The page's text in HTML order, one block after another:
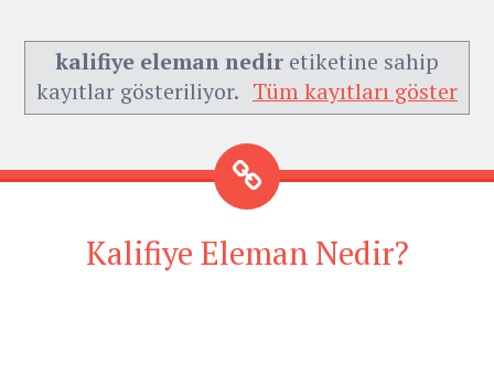
kalifiye eleman nedir etiketine sahip
kayıtlar gösteriliyor. Tüm kayıtları göster
Kalifiye Eleman Nedir?